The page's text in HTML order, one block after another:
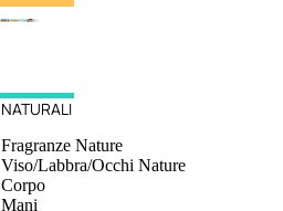
NATURALI
Fragranze Nature
Viso/Labbra/Occhi Nature
Corpo
Mani